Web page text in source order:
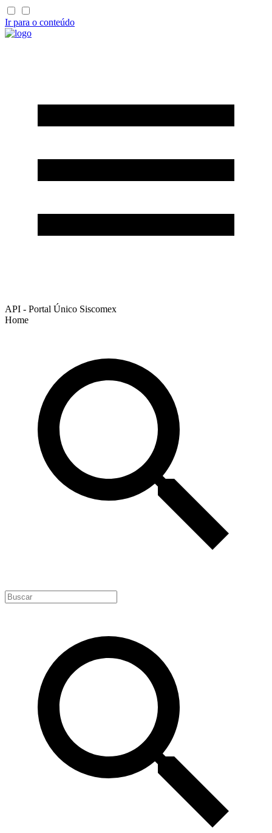
Ir para o conteúdo
API - Portal Único Siscomex
Home